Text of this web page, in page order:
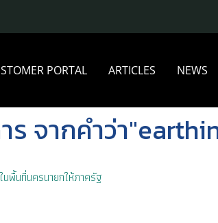
PORTAL ARTICLES NEWS
ร จากคำว่า
พื้นที่นครนายกให้ภาครัฐ